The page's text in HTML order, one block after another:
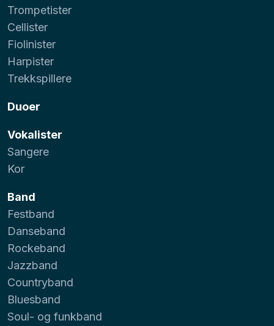
Trompetister
Cellister
Fiolinister
Harpister
Trekkspillere
Duoer
Vokalister
Sangere
Kor
Band
Festband
Danseband
Rockeband
Jazzband
Countryband
Bluesband
Soul- og funkband